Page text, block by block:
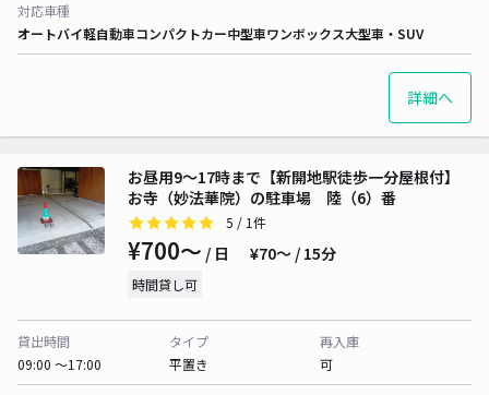
対応車種
オートバイ軽自動車コンパクトカー中型車ワンボックス大型車・SUV
詳細へ
お昼用9〜17時まで【新開地駅徒歩一分屋根付】
お寺（妙法華院）の駐車場 陸（6）番
5 / 1件
¥700〜 / 日 ¥70〜 / 15分
時間貸し可
貸出時間
09:00 〜17:00
タイプ
平置き
再入庫
可